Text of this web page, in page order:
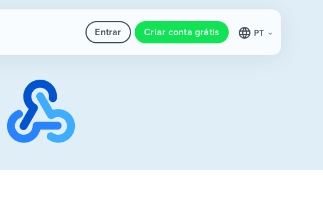
Entrar Criar conta grátis PT